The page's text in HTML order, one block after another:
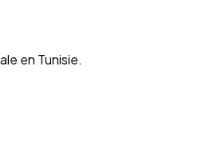
en Tunisie.